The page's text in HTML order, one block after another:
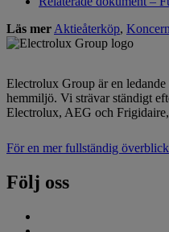
Läs mer Aktieåterköp,
Electrolux Group är en
hemmiljö. Vi strävar ständigt
Electrolux, AEG och
För en mer fullständig
Följ oss